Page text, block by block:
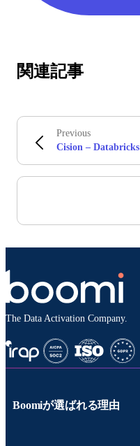
関連記事
Previous
Cision – Databricks
The Data Activation Company.
Boomiが選ばれる理由